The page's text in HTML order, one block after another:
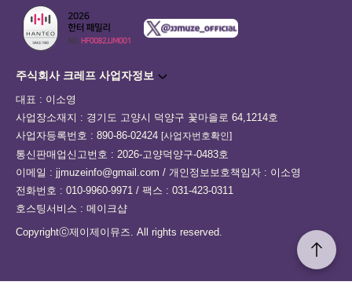
주식회사 크레프 사업자정보
대표 : 이소영
사업장소재지 : 경기도 고양시 덕양구 꽃마을로 64,1214호
사업자등록번호 : 890-86-02424 [사업자번호확인]
통신판매업신고번호 : 2026-고양덕양구-0483호
이메일 : jjmuzeinfo@gmail.com / 개인정보보호책임자 : 이소영
전화번호 : 010-9960-9971 / 팩스 : 031-423-0311
호스팅서비스 : 메이크샵
Copyrightⓒ제이제이뮤즈. All rights reserved.